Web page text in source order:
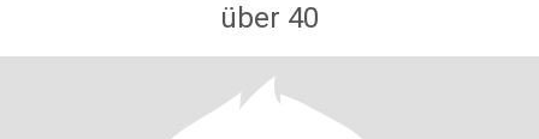
über 40